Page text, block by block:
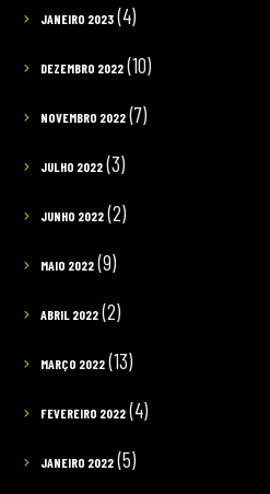
JANEIRO 2023(4)
DEZEMBRO 2022(10)
NOVEMBRO 2022(7)
JULHO 2022(3)
JUNHO 2022(2)
MAIO 2022(9)
ABRIL 2022(2)
MARÇO 2022(13)
FEVEREIRO 2022(4)
JANEIRO 2022(5)